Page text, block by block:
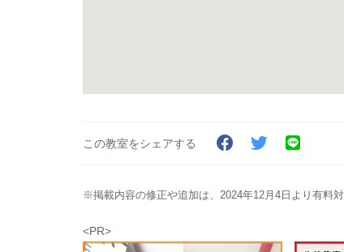
この教室をシェアする
※掲載内容の修正や追加は、2024年12月4日より有料
<PR>